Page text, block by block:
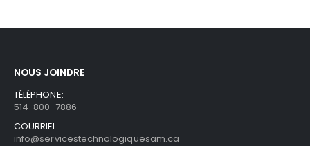
NOUS JOINDRE
TÉLÉPHONE:
514-800-7886
COURRIEL:
info@servicestechnologiquesam.ca